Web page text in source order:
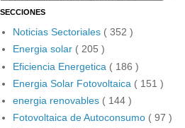
SECCIONES
Noticias Sectoriales ( 352 )
Energia solar ( 205 )
Eficiencia Energetica ( 186 )
Energia Solar Fotovoltaica ( 151 )
energia renovables ( 144 )
Fotovoltaica de Autoconsumo ( 97 )